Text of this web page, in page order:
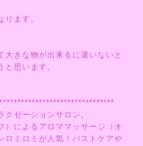
ります。
大きな物が出来るに違いないと
思います。
ゼーションサロン。
）によるアロママッサージ（オ
ロミロミが人気！バストケアや